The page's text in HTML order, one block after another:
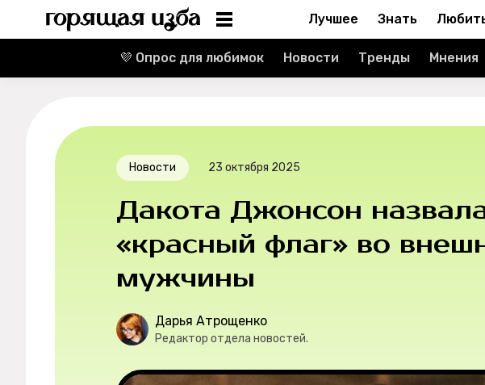
Реклама
О проекте
Лучшее Знать
💜 Опрос для любимок Новости Тренды Мнения
Новости 23 октября 2025
Дакота Джонсон
«красный флаг» во
мужчины
Дарья Атрощенко
Редактор отдела новостей.